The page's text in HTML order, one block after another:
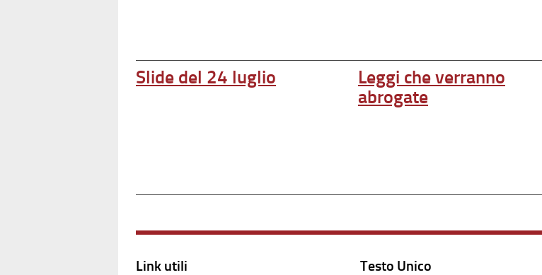
Slide del 24 luglio
Leggi che verranno
abrogate
Link utili Testo Unico